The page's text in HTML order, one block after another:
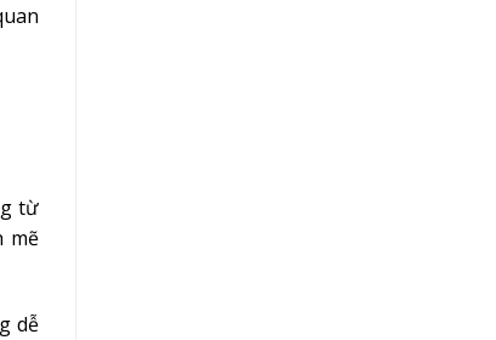
từ
mẽ
dễ